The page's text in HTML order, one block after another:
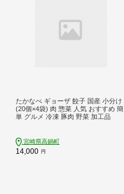
たかなべ ギョーザ 餃子 国産 小分け
(20個×4袋) 肉 惣菜 人気 おすすめ 簡
単 グルメ 冷凍 豚肉 野菜 加工品
宮崎県高鍋町
14,000 円